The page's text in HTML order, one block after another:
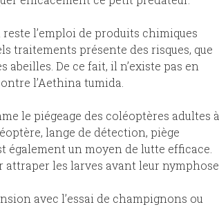
l’emploi de produits chimiques
traitements présente des risques, que
De ce fait, il n’existe pas en
l’Aethina tumida.
le piégeage des coléoptères adultes à
lange de détection, piège
également un moyen de lutte efficace.
les larves avant leur nymphose.
avec l’essai de champignons ou